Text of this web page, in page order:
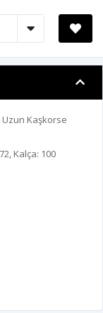
Uzun Kaşkorse
Kalça: 100